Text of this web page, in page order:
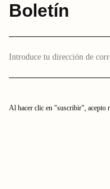
Boletín
aquí
correo
Al hacer clic en "suscribir", acepto